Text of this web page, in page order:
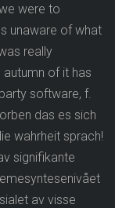
were to
unaware of what
really
of it has
software, f.
das es sich
wahrheit sprach!
signifikante
av visse